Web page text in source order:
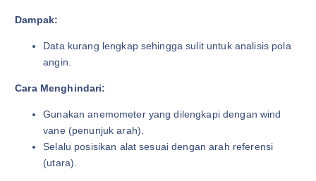
Dampak:
Data kurang lengkap sehingga sulit untuk analisis pola
angin.
Cara Menghindari:
Gunakan anemometer yang dilengkapi dengan wind
vane (penunjuk arah).
Selalu posisikan alat sesuai dengan arah referensi
(utara).